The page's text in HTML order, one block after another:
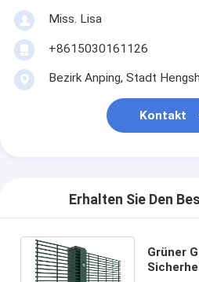
Miss. Lisa
+8615030161126
Bezirk Anping, Stadt
Kontakt
Erhalten Sie Den
Grüner